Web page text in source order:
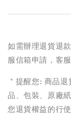
如需辦理退貨退
服信箱申請，客
* 提醒您: 商品退
品、包裝、原廠
您退貨權益的行